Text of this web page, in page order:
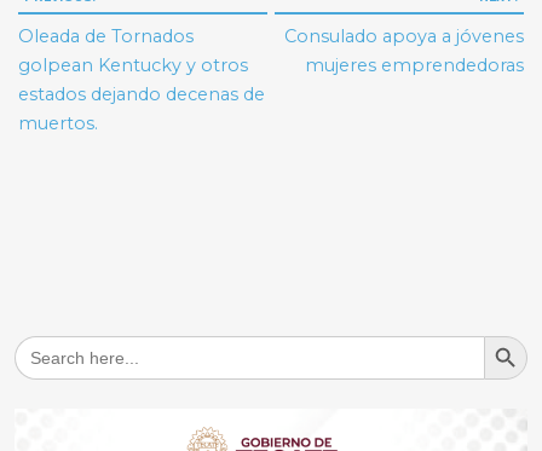
de
entradas
Oleada de Tornados
golpean Kentucky y otros
estados dejando decenas de
muertos.
Consulado apoya a jóvenes
mujeres emprendedoras
Search
for:
Search